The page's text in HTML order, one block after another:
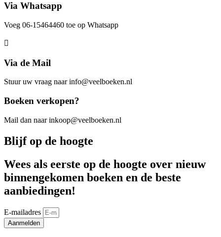
Via Whatsapp
Voeg 06-15464460 toe op Whatsapp
Via de Mail
Stuur uw vraag naar info@veelboeken.nl
Boeken verkopen?
Mail dan naar inkoop@veelboeken.nl
Blijf op de hoogte
Wees als eerste op de hoogte over nieuw
binnengekomen boeken en de beste
aanbiedingen!
E-mailadres
Aanmelden